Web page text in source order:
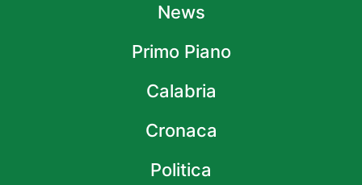
News
Primo Piano
Calabria
Cronaca
Politica